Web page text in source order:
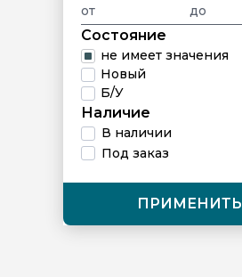
Состояние
не имеет значения
Новый
Б/У
Наличие
В наличии
Под заказ
ПРИМЕНИТЬ